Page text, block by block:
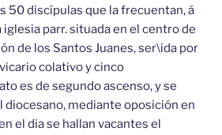
50 discípulas que la frecuentan, á
iglesia parr. situada en el centro de
de los Santos Juanes, ser\ida por
colativo y cinco
es de segundo ascenso, y se
diocesano, mediante oposición en
el dia se hallan vacantes el